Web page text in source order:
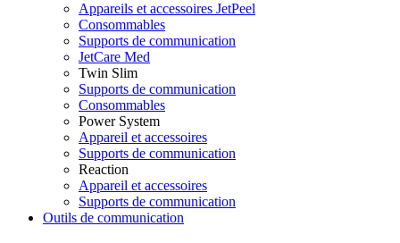
Appareils et accessoires JetPeel
Consommables
Supports de communication
JetCare Med
Twin Slim
Supports de communication
Consommables
Power System
Appareil et accessoires
Supports de communication
Reaction
Appareil et accessoires
Supports de communication
Outils de communication